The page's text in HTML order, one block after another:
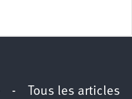
- Tous les articles